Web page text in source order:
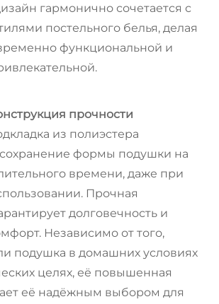
гармонично сочетается с
постельного белья, делая
функциональной и
прочности
из полиэстера
формы подушки на
времени, даже при
Прочная
долговечность и
Независимо от того,
подушка в домашних условиях
целях, её повышенная
её надёжным выбором для